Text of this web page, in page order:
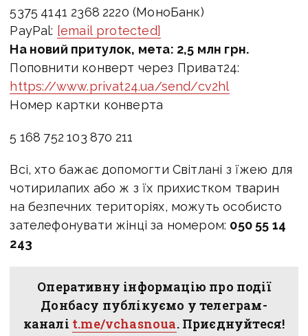
5375 4141 2368 2220 (МоноБанк)
PayPal: [email protected]
На новий притулок, мета: 2,5 млн грн.
Поповнити конверт через Приват24:
https://www.privat24.ua/send/cv2hl
Номер картки конверта
5 168 752 103 870 211
Всі, хто бажає допомогти Світлані з їжею для
чотирилапих або ж з їх прихистком тварин
на безпечних територіях, можуть особисто
зателефонувати жінці за номером: 050 55 14
243
Оперативну інформацію про події
Донбасу публікуємо у телеграм-
каналі t.me/vchasnoua. Приєднуйтеся!